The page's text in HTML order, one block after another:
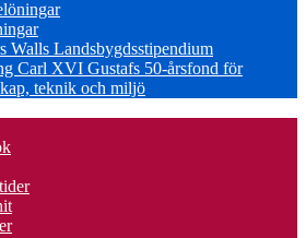
Walls Landsbygdsstipendium
Carl XVI Gustafs 50-årsfond för
teknik och miljö